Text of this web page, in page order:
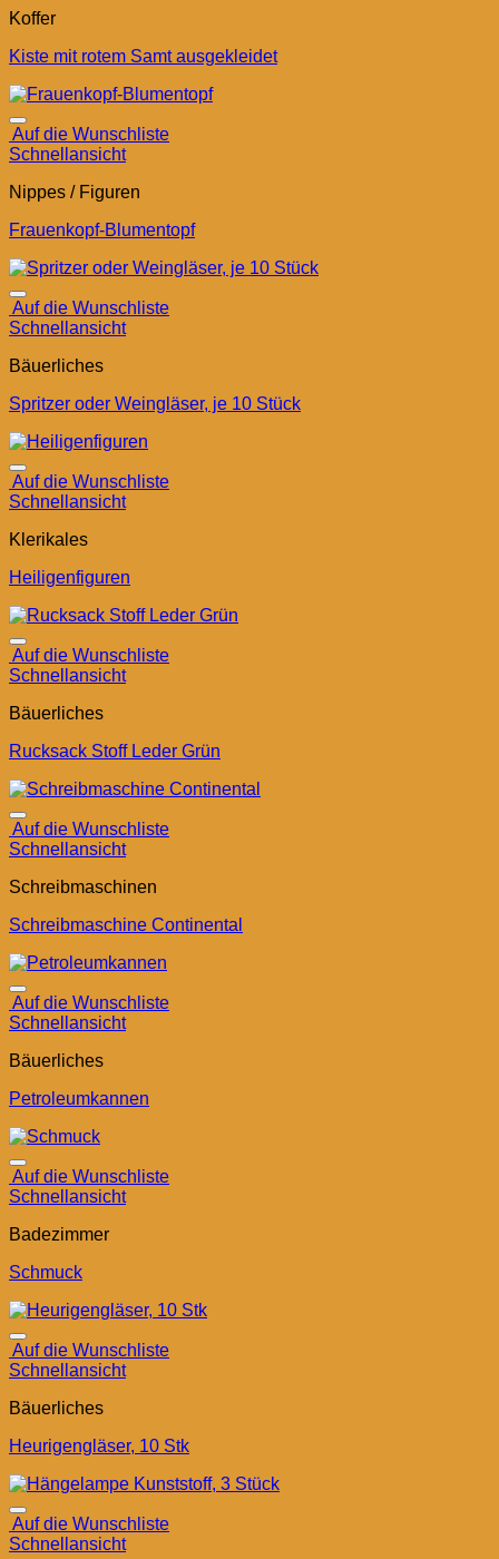
Koffer
Kiste mit rotem Samt ausgekleidet
Auf die Wunschliste
Schnellansicht
Nippes / Figuren
Frauenkopf-Blumentopf
Auf die Wunschliste
Schnellansicht
Bäuerliches
Spritzer oder Weingläser, je 10 Stück
Auf die Wunschliste
Schnellansicht
Klerikales
Heiligenfiguren
Auf die Wunschliste
Schnellansicht
Bäuerliches
Rucksack Stoff Leder Grün
Auf die Wunschliste
Schnellansicht
Schreibmaschinen
Schreibmaschine Continental
Auf die Wunschliste
Schnellansicht
Bäuerliches
Petroleumkannen
Auf die Wunschliste
Schnellansicht
Badezimmer
Schmuck
Auf die Wunschliste
Schnellansicht
Bäuerliches
Heurigengläser, 10 Stk
Auf die Wunschliste
Schnellansicht